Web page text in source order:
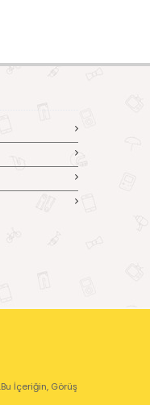
İçeriğin, Görüş